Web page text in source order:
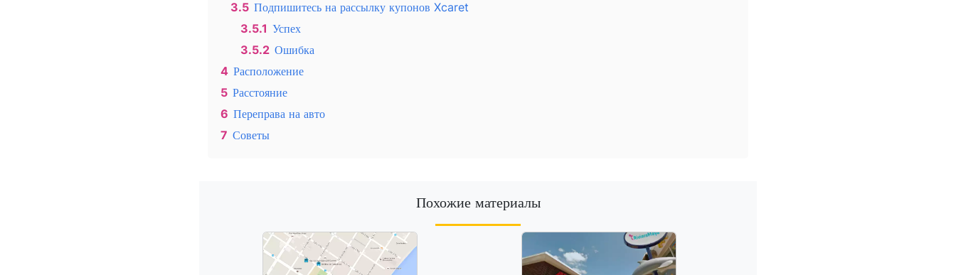
3.5 Подпишитесь на рассылку купонов Xcaret
3.5.1 Успех
3.5.2 Ошибка
4 Расположение
5 Расстояние
6 Переправа на авто
7 Советы
Похожие материалы